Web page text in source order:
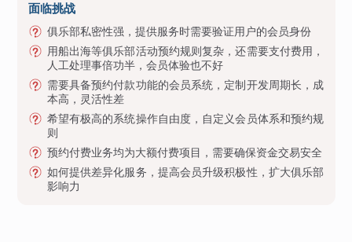
面临挑战
俱乐部私密性强，提供服务时需要验证用户的会员身份
用船出海等俱乐部活动预约规则复杂，还需要支付费用，
人工处理事倍功半，会员体验也不好
需要具备预约付款功能的会员系统，定制开发周期长，成
本高，灵活性差
希望有极高的系统操作自由度，自定义会员体系和预约规
则
预约付费业务均为大额付费项目，需要确保资金交易安全
如何提供差异化服务，提高会员升级积极性，扩大俱乐部
影响力